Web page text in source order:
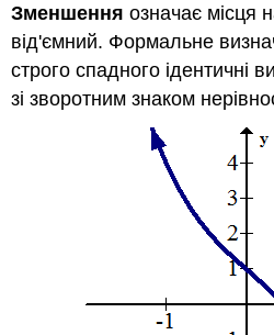
Зменшення означає місця
від'ємний. Формальне
строго спадного ідентичні
зі зворотним знаком